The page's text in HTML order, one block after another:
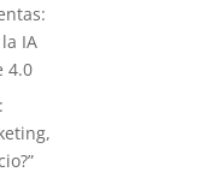
IA
4.0